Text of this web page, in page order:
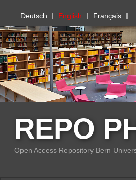
PHBern
Deutsch English Français
REPO
Open Access Repository Bern